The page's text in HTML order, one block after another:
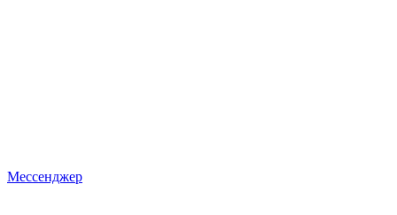
Мессенджер